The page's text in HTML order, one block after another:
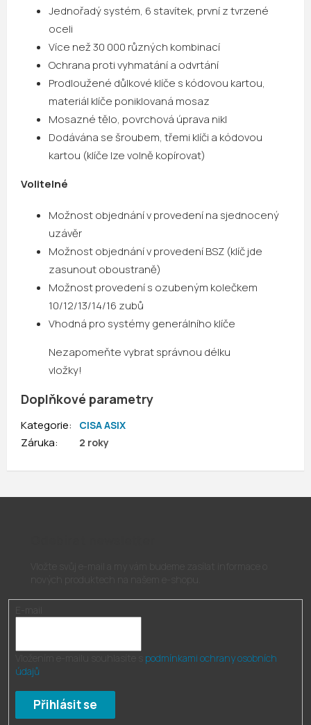
Jednořadý systém, 6 stavítek, první z tvrzené
oceli
Více než 30 000 různých kombinací
Ochrana proti vyhmatání a odvrtání
Prodloužené důlkové klíče s kódovou kartou,
materiál klíče poniklovaná mosaz
Mosazné tělo, povrchová úprava nikl
Dodávána se šroubem, třemi klíči a kódovou
kartou (klíče lze volně kopírovat)
Volitelné
Možnost objednání v provedení na sjednocený
uzávěr
Možnost objednání v provedení BSZ (klíč jde
zasunout oboustraně)
Možnost provedení s ozubeným kolečkem
10/12/13/14/16 zubů
Vhodná pro systémy generálního klíče
Nezapomeňte vybrat správnou délku
vložky!
Doplňkové parametry
Kategorie: CISA ASIX
Záruka: 2 roky
podmínkami ochrany osobních
údajů
Přihlásit se